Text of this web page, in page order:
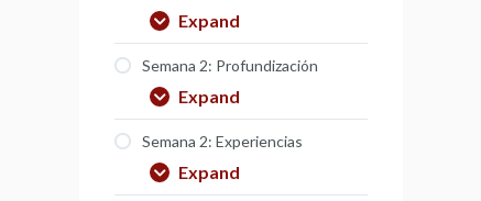
Expand
Semana 2: Profundización
Expand
Semana 2: Experiencias
Expand